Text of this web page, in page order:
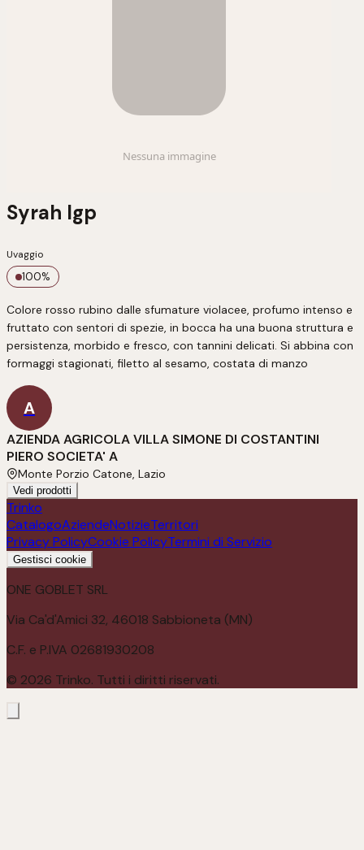
Syrah Igp
Uvaggio
100%
Colore rosso rubino dalle sfumature violacee, profumo intenso e
fruttato con sentori di spezie, in bocca ha una buona struttura e
persistenza, morbido e fresco, con tannini delicati. Si abbina con
formaggi stagionati, filetto al sesamo, costata di manzo
A
AZIENDA AGRICOLA VILLA SIMONE DI COSTANTINI
PIERO SOCIETA' A
Monte Porzio Catone, Lazio
Vedi prodotti
Trinko
CatalogoAziendeNotizieTerritori
Privacy PolicyCookie PolicyTermini di Servizio
Gestisci cookie
ONE GOBLET SRL
Via Ca'd'Amici 32, 46018 Sabbioneta (MN)
C.F. e P.IVA 02681930208
© 2026 Trinko. Tutti i diritti riservati.